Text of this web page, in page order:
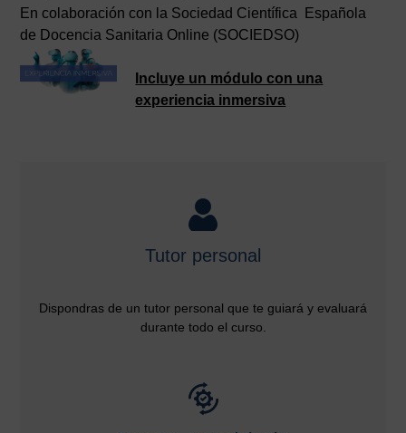
En colaboración con la Sociedad Científica Española
de Docencia Sanitaria Online (SOCIEDSO)
Incluye un módulo con una
experiencia inmersiva
Tutor personal
Dispondras de un tutor personal que te guiará y evaluará
durante todo el curso.